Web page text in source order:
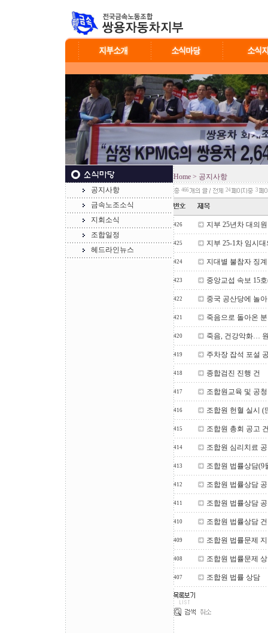
공지사항
금속노조소식
지회소식
조합일정
헤드라인뉴스
Home > 공지사항
466 24 3
426 지부 25년차 대의
425 지부 25-1차 임시
424 지대별 불참자 징
423 중앙교섭 속보 15
422 중국 공산당에 놀
421 죽음으로 돌아온
420 죽음, 건강악화…
419 주차장 잡석 포설
418 종합검진 진행 건
417 조합원교육 및 공
416 조합원 헌혈 실시 (
415 조합원 총회 공고
414 조합원 심리치료
413 조합원 법률상담(9
412 조합원 법률상담
411 조합원 법률상담
410 조합원 법률상담 건
409 조합원 법률문제
408 조합원 법률문제
407 조합원 법률 상담